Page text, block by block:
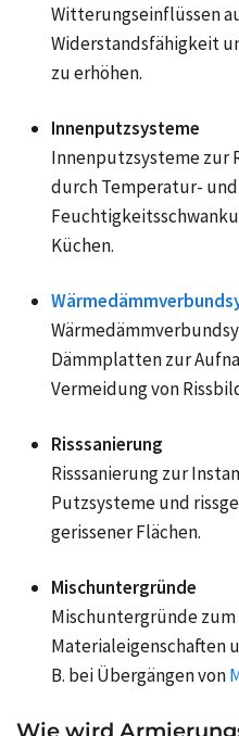
Witterungseinflüssen
Widerstandsfähigkeit
zu erhöhen.
Innenputzsysteme
Innenputzsysteme zur
durch Temperatur- und
Küchen.
Dämmplatten zur
Vermeidung von
Risssanierung
Risssanierung zur
Putzsysteme und
gerissener Flächen.
Mischuntergründe
Mischuntergründe
Materialeigenschaften
B. bei Übergängen von
Wie wird